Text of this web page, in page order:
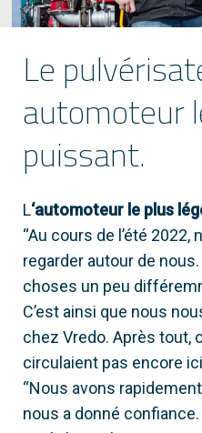
Le
automoteur
puissant.
L‘automoteur le plus
“Au cours de l’été
regarder autour de
choses un peu
C’est ainsi que nous
chez Vredo. Après tout,
circulaient pas encore
“Nous avons
nous a donné